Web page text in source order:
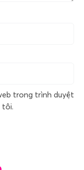
trong trình duyệt
tôi.